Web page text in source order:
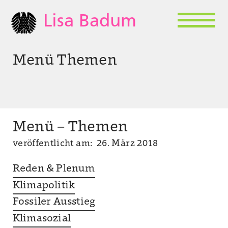
Lisa Badum
Menü Themen
Menü – Themen
veröffentlicht am: 26. März 2018
Reden & Plenum
Klimapolitik
Fossiler Ausstieg
Klimasozial